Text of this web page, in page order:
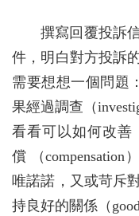
撰寫回覆投訴
件，明白對方投訴
需要想想一個問題
果經過調查（
看看可以如何改善
償 （compensation
唯諾諾，又或苛斥
持良好的關係（